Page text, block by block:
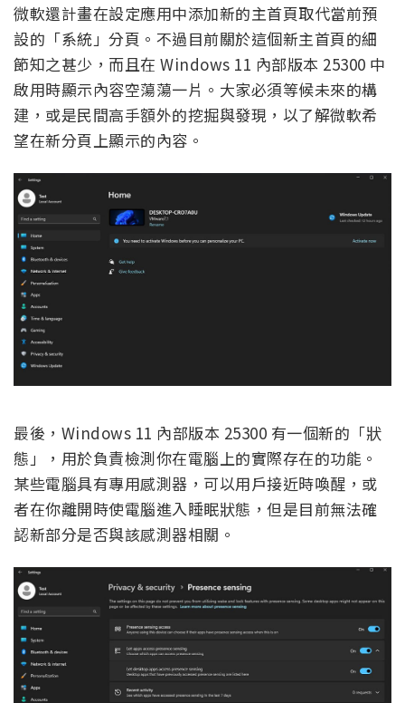
微軟還計畫在設定應用中添加新的主首頁取代當前預
設的「系統」分頁。不過目前關於這個新主首頁的細
節知之甚少，而且在 Windows 11 內部版本 25300 中
啟用時顯示內容空蕩蕩一片。大家必須等候未來的構
建，或是民間高手額外的挖掘與發現，以了解微軟希
望在新分頁上顯示的內容。
最後，Windows 11 內部版本 25300 有一個新的「狀
態」，用於負責檢測你在電腦上的實際存在的功能。
某些電腦具有專用感測器，可以用戶接近時喚醒，或
者在你離開時使電腦進入睡眠狀態，但是目前無法確
認新部分是否與該感測器相關。